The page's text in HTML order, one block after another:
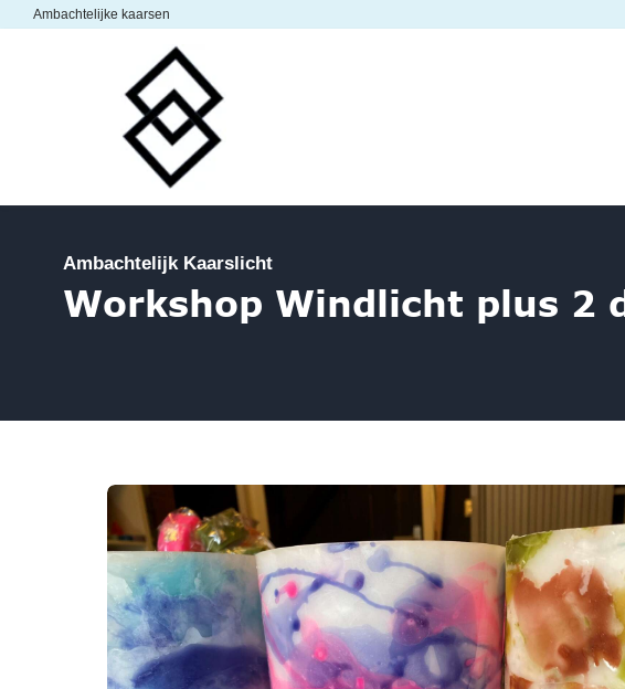
Ambachtelijke kaarsen
Ambachtelijk Kaarslicht
Workshop Windlicht plus 2